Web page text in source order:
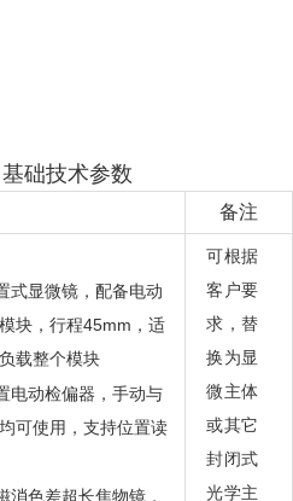
基础技术参数
备注
式显微镜，配备电动
块，行程45mm ，适
载整个模块
电动检偏器，手动与
可使用，支持位置读
消色差超长焦物镜 ，
可根据
客户要
求，替
换为显
微主体
或其它
封闭式
光学主